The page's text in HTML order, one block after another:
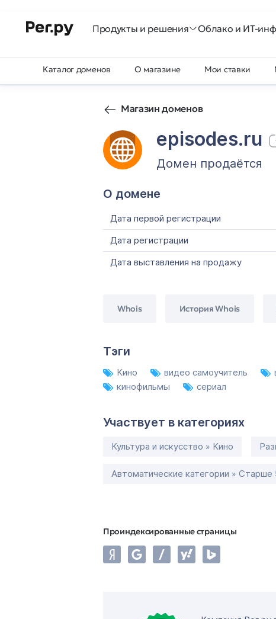
Продукты и решения Облако и ИТ-
Каталог доменов О магазине Мои ставки
Магазин доменов
episodes.ru
Домен продаётся
О домене
Дата первой регистрации
Дата регистрации
Дата выставления на продажу
Whois История Whois
Тэги
Кино видео самоучитель
кинофильмы
сериал
Участвует в категориях
Культура и искусство » Кино
Автоматические категории » Старше
Проиндексированные страницы